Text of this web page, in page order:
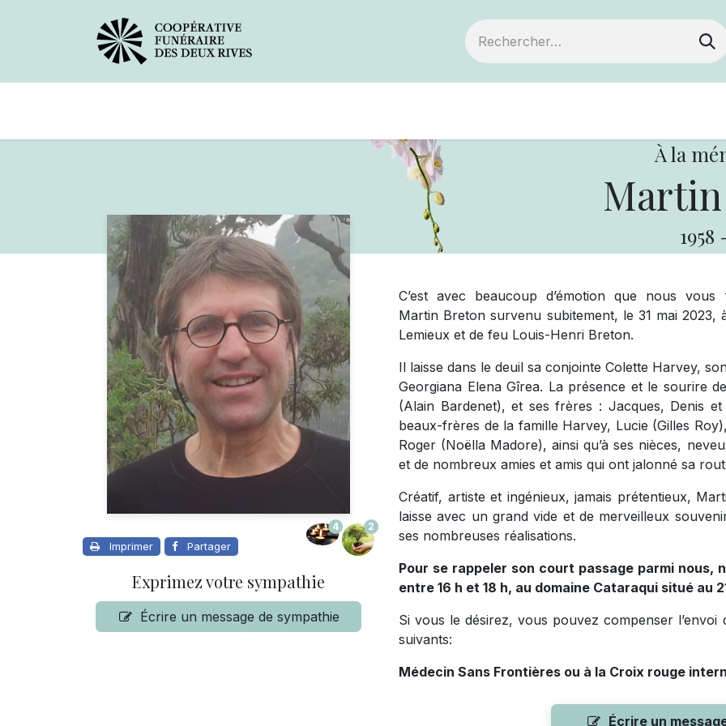
À la
1958
Imprimer Partager
4 2
Exprimez votre sympathie
Écrire un message de sympathie
C’est avec beaucoup d’émotion que nous
Martin Breton survenu subitement, le 31 mai
Lemieux et de feu Louis-Henri Breton.
Il laisse dans le deuil sa conjointe Colette Harvey,
Georgiana Elena Gîrea. La présence et le sourire
(Alain Bardenet), et ses frères : Jacques, Denis
beaux-frères de la famille Harvey, Lucie (Gilles
Roger (Noëlla Madore), ainsi qu’à ses nièces,
et de nombreux amies et amis qui ont jalonné sa
Créatif, artiste et ingénieux, jamais prétentieux,
laisse avec un grand vide et de merveilleux
ses nombreuses réalisations.
Pour se rappeler son court passage parmi nous,
entre 16 h et 18 h, au domaine Cataraqui situé au
Si vous le désirez, vous pouvez compenser
suivants:
Médecin Sans Frontières ou à la Croix rouge
Écrire un